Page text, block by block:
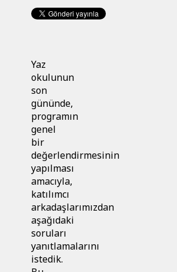
Yaz
okulunun
son
gününde,
programın
genel
bir
değerlendirmesinin
yapılması
amacıyla,
katılımcı
arkadaşlarımızdan
aşağıdaki
soruları
yanıtlamalarını
istedik.